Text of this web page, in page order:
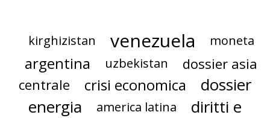
kirghizistan venezuela moneta
argentina uzbekistan
dossier asia
centrale
crisi economica
dossier
energia
america latina diritti e